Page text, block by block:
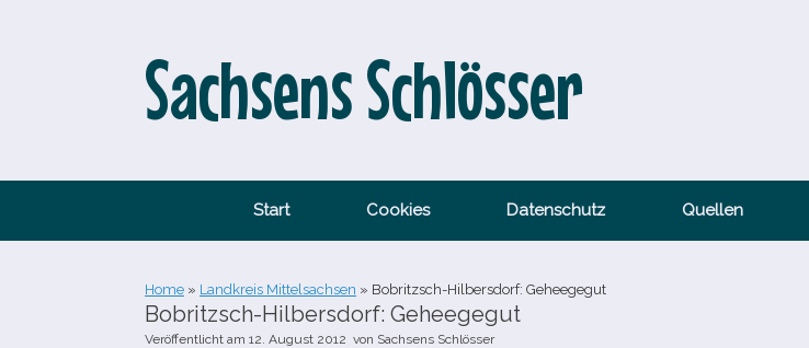
Sachsens Schlösser
Start Cookies Datenschutz Quellen
Home » Landkreis Mittelsachsen » Bobritzsch-​Hilbersdorf: Geheegegut
Bobritzsch-​Hilbersdorf: Geheegegut
Veröffentlicht am 12. August 2012 von Sachsens Schlösser